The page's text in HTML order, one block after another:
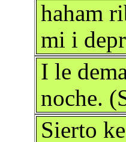
haham
mi i
I le
noche.
Sierto